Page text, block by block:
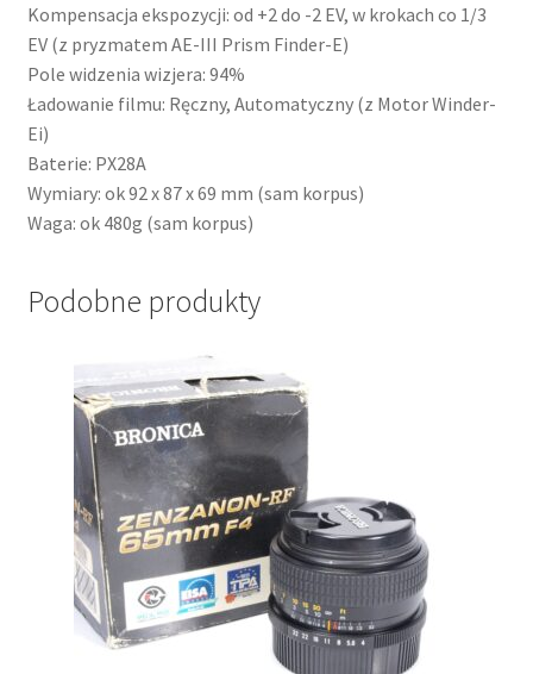
Kompensacja ekspozycji: od +2 do -2 EV, w krokach co 1/3
EV (z pryzmatem AE-III Prism Finder-E)
Pole widzenia wizjera: 94%
Ładowanie filmu: Ręczny, Automatyczny (z Motor Winder-
Ei)
Baterie: PX28A
Wymiary: ok 92 x 87 x 69 mm (sam korpus)
Waga: ok 480g (sam korpus)
Podobne produkty